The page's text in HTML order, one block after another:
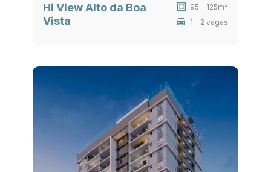
Hi View Alto da Boa
Vista
95 - 125m²
1 - 2 vagas